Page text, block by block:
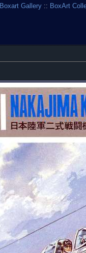
Boxart Gallery :: BoxArt